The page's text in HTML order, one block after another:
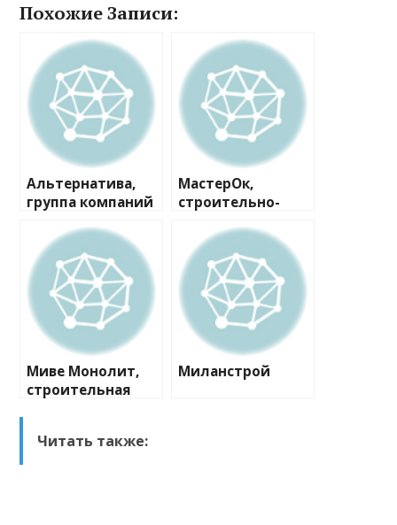
Похожие Записи:
Альтернатива,
группа компаний
МастерОк,
строительно-
компания
Миве Монолит,
строительная
Миланстрой
Читать также: